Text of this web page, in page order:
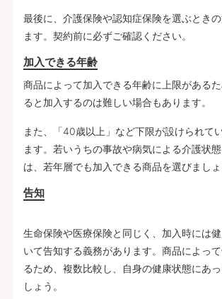
最後に、介護保険や認知症保険を選ぶとき
ます。契約前に必ずご確認ください。
加入できる年齢
商品によって加入できる年齢に上限がある
ると加入するのは難しい場合もあります。
また、「40歳以上」など下限が設けられて
ます。若いうちの事故や病気による介護状
は、若年層でも加入できる商品を選びましょ
告知
生命保険や医療保険と同じく、加入時には
いて告知する義務があります。商品によっ
るため、複数比較し、自身の健康状態にあ
しょう。